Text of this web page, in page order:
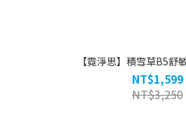
【霓淨思】積雪草B5舒
NT$1,599
NT$3,250